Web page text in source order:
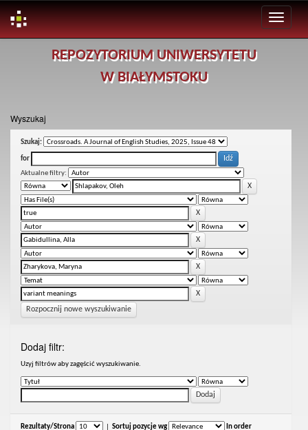
REPOZYTORIUM UNIWERSYTETU
W BIAŁYMSTOKU
Wyszukaj
Szukaj:
for
Aktualne filtry:
Rozpocznij nowe wyszukiwanie
Dodaj filtr:
Uzyj filtrów aby zagęścić wyszukiwanie.
Rezultaty/Strona Sortuj pozycje wg In order